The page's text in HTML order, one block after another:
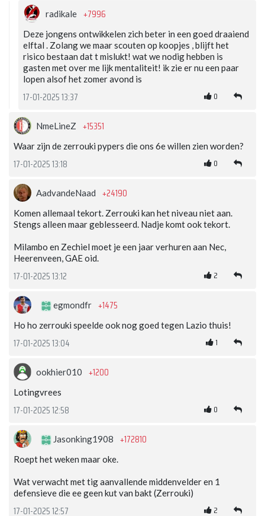
radikale +7996
Deze jongens ontwikkelen zich beter in een goed draaiend
elftal . Zolang we maar scouten op koopjes , blijft het
risico bestaan dat t mislukt! wat we nodig hebben is
gasten met over me lijk mentaliteit! ik zie er nu een paar
lopen alsof het zomer avond is
17-01-2025 13:37 0
NmeLineZ +15351
Waar zijn de zerrouki pypers die ons 6e willen zien worden?
17-01-2025 13:18 0
AadvandeNaad +24190
Komen allemaal tekort. Zerrouki kan het niveau niet aan.
Stengs alleen maar geblesseerd. Nadje komt ook tekort.
Milambo en Zechiel moet je een jaar verhuren aan Nec,
Heerenveen, GAE oid.
17-01-2025 13:12 2
egmondfr +1475
Ho ho zerrouki speelde ook nog goed tegen Lazio thuis!
17-01-2025 13:04 1
ookhier010 +1200
Lotingvrees
17-01-2025 12:58 0
Jasonking1908 +172810
Roept het weken maar oke.
Wat verwacht met tig aanvallende middenvelder en 1
defensieve die ee geen kut van bakt (Zerrouki)
17-01-2025 12:57 2